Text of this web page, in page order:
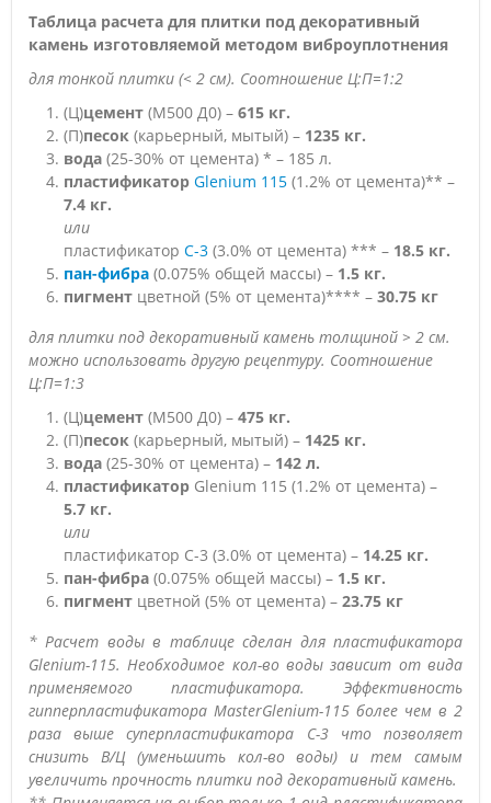
Таблица расчета для плитки под декоративный
камень изготовляемой методом виброуплотнения
для тонкой плитки (< 2 см). Соотношение Ц:П=1:2
(Ц)цемент (M500 Д0) – 615 кг.
(П)песок (карьерный, мытый) – 1235 кг.
вода (25-30% от цемента) * – 185 л.
пластификатор Glenium 115 (1.2% от цемента)** –
7.4 кг.
или
пластификатор С-3 (3.0% от цемента) *** – 18.5 кг.
пан-фибра (0.075% общей массы) – 1.5 кг.
пигмент цветной (5% от цемента)**** – 30.75 кг
для плитки под декоративный камень толщиной > 2 см.
можно использовать другую рецептуру. Соотношение
Ц:П=1:3
(Ц)цемент (M500 Д0) – 475 кг.
(П)песок (карьерный, мытый) – 1425 кг.
вода (25-30% от цемента) – 142 л.
пластификатор Glenium 115 (1.2% от цемента) –
5.7 кг.
или
пластификатор С-3 (3.0% от цемента) – 14.25 кг.
пан-фибра (0.075% общей массы) – 1.5 кг.
пигмент цветной (5% от цемента) – 23.75 кг
* Расчет воды в таблице сделан для пластификатора
Glenium-115. Необходимое кол-во воды зависит от вида
применяемого пластификатора. Эффективность
гипперпластификатора MasterGlenium-115 более чем в 2
раза выше суперпластификатора С-3 что позволяет
снизить В/Ц (уменьшить кол-во воды) и тем самым
увеличить прочность плитки под декоративный камень.